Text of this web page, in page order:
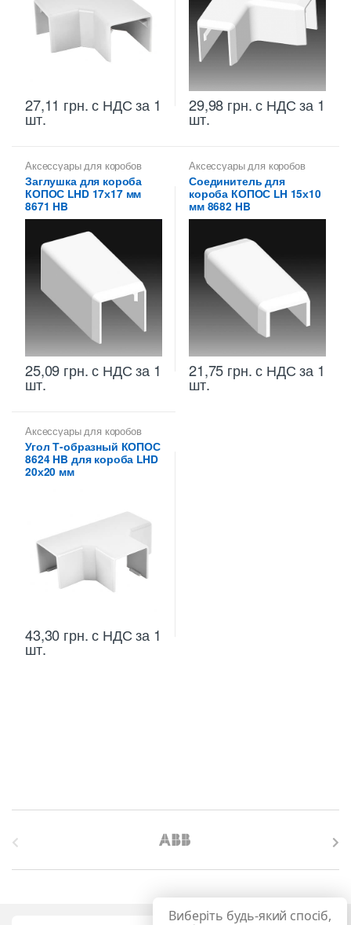
27,11 грн.с НДС за 1
шт.
29,98 грн.с НДС за 1
шт.
Аксессуары для коробов
Заглушка для короба
КОПОС LHD 17х17 мм
8671 HB
25,09 грн.с НДС за 1
шт.
Аксессуары для коробов
Соединитель для
короба КОПОС LH 15х10
мм 8682 HB
21,75 грн.с НДС за 1
шт.
Аксессуары для коробов
Угол Т-образный КОПОС
8624 HB для короба LHD
20х20 мм
43,30 грн.с НДС за 1
шт.
Виберіть будь-який спосіб,